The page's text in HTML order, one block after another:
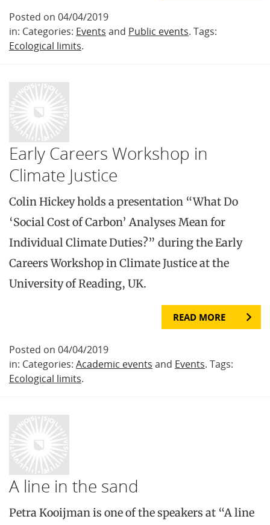
Posted on 04/04/2019
in: Categories: Events and Public events. Tags:
Ecological limits.
Early Careers Workshop in
Climate Justice
Colin Hickey holds a presentation “What Do
‘Social Cost of Carbon’ Analyses Mean for
Individual Climate Duties?” during the Early
Careers Workshop in Climate Justice at the
University of Reading, UK.
READ MORE
Posted on 04/04/2019
in: Categories: Academic events and Events. Tags:
Ecological limits.
A line in the sand
Petra Kooijman is one of the speakers at “A line